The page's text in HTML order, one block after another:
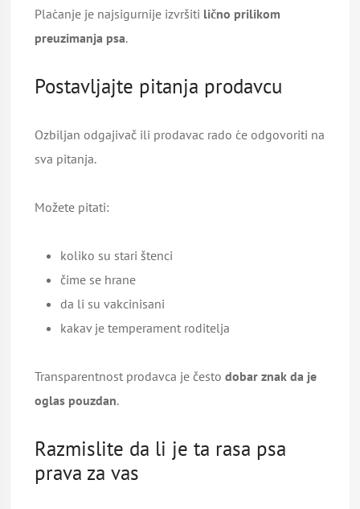
Plaćanje je najsigurnije izvršiti lično prilikom
preuzimanja psa.
Postavljajte pitanja prodavcu
Ozbiljan odgajivač ili prodavac rado će odgovoriti na
sva pitanja.
Možete pitati:
koliko su stari štenci
čime se hrane
da li su vakcinisani
kakav je temperament roditelja
Transparentnost prodavca je često dobar znak da je
oglas pouzdan.
Razmislite da li je ta rasa psa
prava za vas